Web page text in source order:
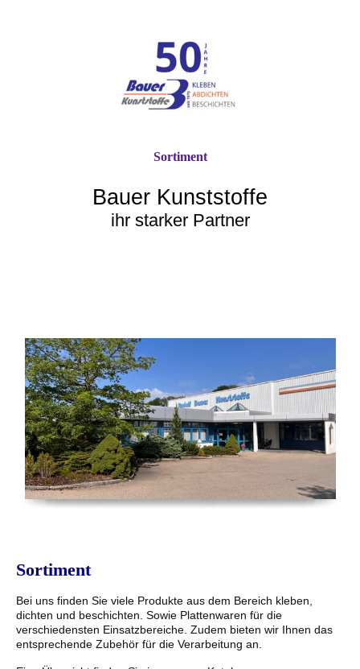
Bauer Kunststoffe
ihr starker Partner
Sortiment
Sortiment
Bei uns finden Sie viele Produkte aus dem Bereich kleben,
dichten und beschichten. Sowie Plattenwaren für die
verschiedensten Einsatzbereiche. Zudem bieten wir Ihnen das
entsprechende Zubehör für die Verarbeitung an.